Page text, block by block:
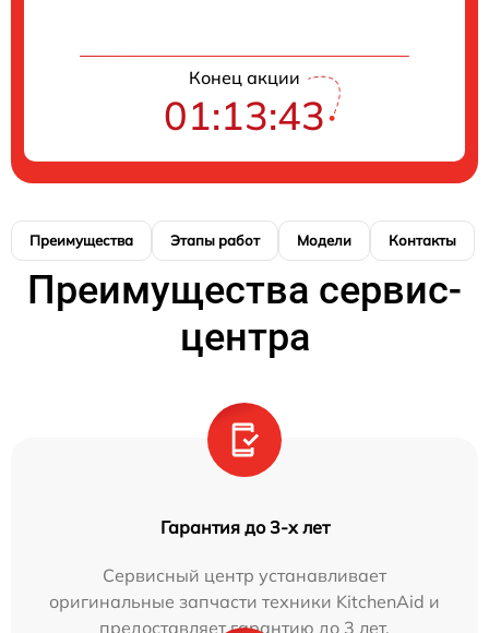
Конец акции
01:13:42
Преимущества Этапы работ Модели Контакты
Преимущества сервис-
центра
Гарантия до 3-х лет
Сервисный центр устанавливает
оригинальные запчасти техники KitchenAid и
предоставляет гарантию до 3 лет.